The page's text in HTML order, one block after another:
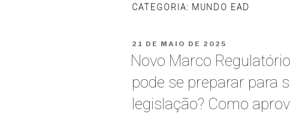
CATEGORIA: MUNDO EAD
PUBLICADO
21 DE MAIO DE 2025
Novo Marco
pode se preparar para
legislação? Como